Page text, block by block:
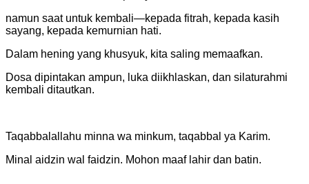
namun saat untuk kembali—kepada fitrah, kepada kasih
sayang, kepada kemurnian hati.
Dalam hening yang khusyuk, kita saling memaafkan.
Dosa dipintakan ampun, luka diikhlaskan, dan silaturahmi
kembali ditautkan.
Taqabbalallahu minna wa minkum, taqabbal ya Karim.
Minal aidzin wal faidzin. Mohon maaf lahir dan batin.